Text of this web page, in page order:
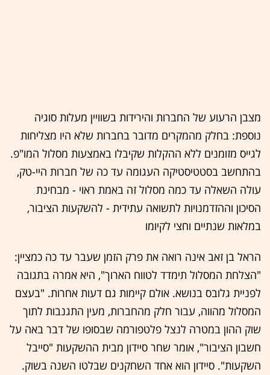
מצבן הרעוע של החברות והירידות בשוויין מעלות סוגיה
נוספת: בחלק מהמקרים מדובר בחברות שלא היו מצליחות
לגייס מזומנים ללא ההקלות שקיבלו באמצעות מסלול המו"פ.
בהתחשב בסטטיסטיקה העגומה עד כה של חברות היי-טק,
עולה השאלה עד כמה מסלול זה באמת ראוי - מבחינת
הסיכון וההזדמנויות לתשואה עתידית - להשקעות הציבור,
במלאות שנתיים וחצי לקיומו
הראל בן זאב אינה רואה את פרק הזמן שעבר עד כה כמציין:
"הצלחת המסלול תימדד לטווח הארוך", היא אמרה בתגובה
לפניית גלובס בנושא. אולם קיימות גם דעות אחרות. "בעצם
המסלול מהווה, עבור חלק מהחברות, מעין התגנבות לתוך
שוק ההון במטרה לנצל פלטפורמה שבסופו של דבר באה על
חשבון הציבור", אומר שחר סיידון מבית ההשקעות "סייבל
השקעות". סיידון הוא אחד השחקנים שבלטו השנה בשוק.